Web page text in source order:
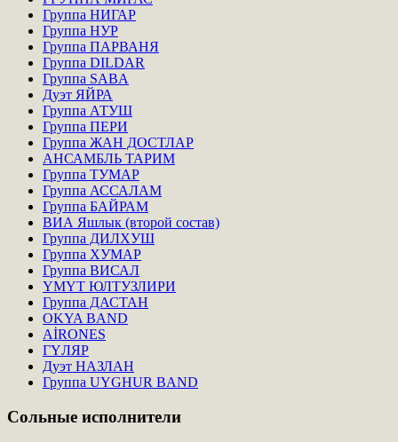
Группа НИГАР
Группа НУР
Группа ПАРВАНЯ
Группа DILDAR
Группа SABA
Дуэт ЯЙРА
Группа АТУШ
Группа ПЕРИ
Группа ЖАН ДОСТЛАР
АНСАМБЛЬ ТАРИМ
Группа ТУМАР
Группа АССАЛАМ
Группа БАЙРАМ
ВИА Яшлык (второй состав)
Группа ДИЛХУШ
Группа ХУМАР
Группа ВИСАЛ
ҮМҮТ ЮЛТУЗЛИРИ
Группа ДАСТАН
OKYA BAND
AİRONES
ГҮЛЯР
Дуэт НАЗЛАН
Группа UYGHUR BAND
Сольные исполнители